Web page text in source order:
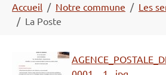
Accueil Notre commune
Les
La Poste